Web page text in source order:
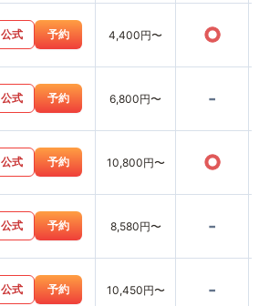
公式 予約 4,400円〜 ○
公式 予約 6,800円〜 -
公式 予約 10,800円〜 ○
公式 予約 8,580円〜 -
公式 予約 10,450円〜 -